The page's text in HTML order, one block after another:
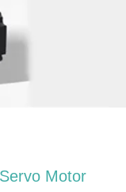
Motor